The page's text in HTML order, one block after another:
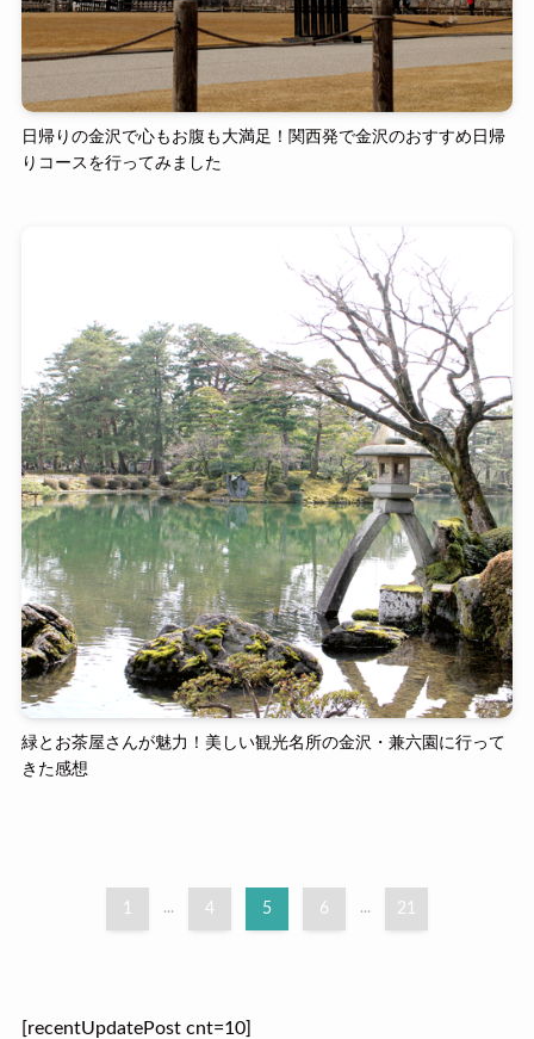
日帰りの金沢で心もお腹も大満足！関西発で金沢のおすすめ日帰
りコースを行ってみました
緑とお茶屋さんが魅力！美しい観光名所の金沢・兼六園に行って
きた感想
1 ... 4 5 6 ... 21
[recentUpdatePost cnt=10]